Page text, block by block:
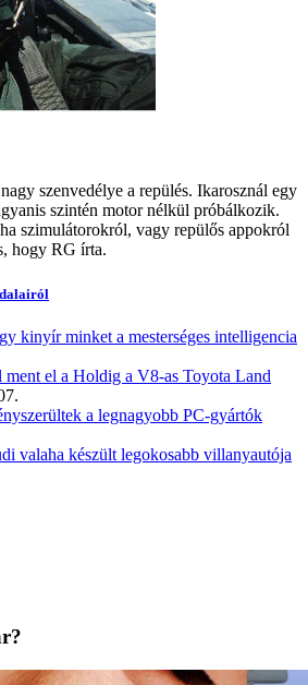
szenvedélye a repülés. Ikarosznál egy
szintén motor nélkül próbálkozik.
szimulátorokról, vagy repülős appokról
hogy RG írta.
kinyír minket a mesterséges intelligencia
ment el a Holdig a V8-as Toyota Land
a legnagyobb PC-gyártók
valaha készült legokosabb villanyautója